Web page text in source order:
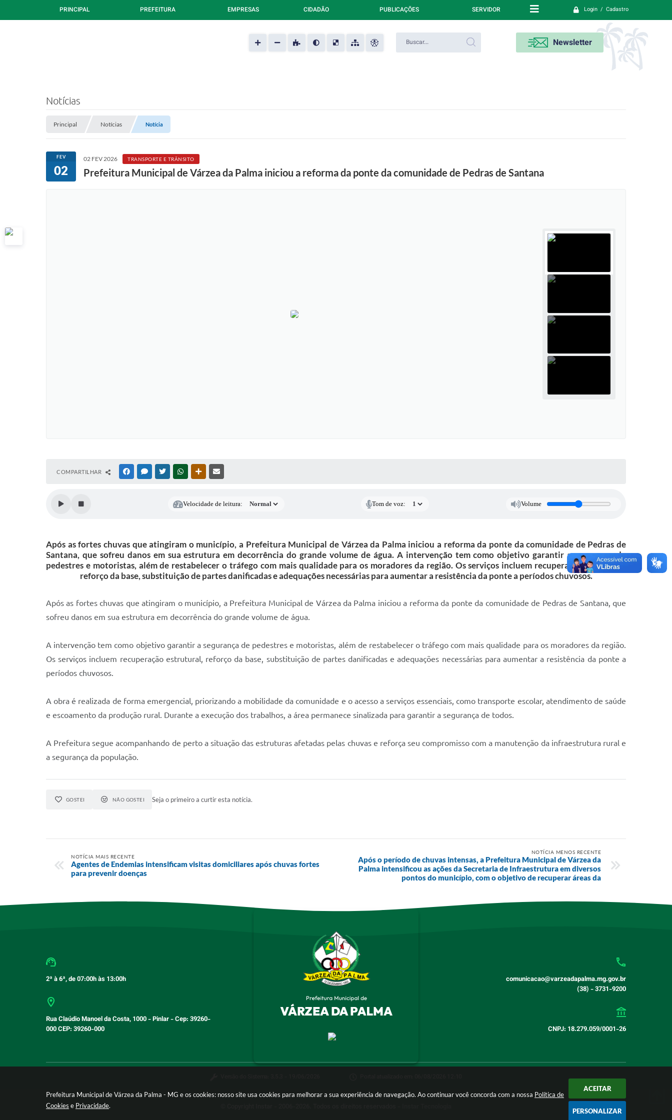
Prefeitura Municipal de Várzea da Palma - MG e os cookies: nosso site usa cookies para melhorar a sua experiência de navegação. Ao continuar você concorda com a nossa Política de
Cookies e Privacidade.
ACEITAR
PERSONALIZAR
Login / Cadastro
PRINCIPAL PREFEITURA EMPRESAS CIDADÃO PUBLICAÇÕES SERVIDOR
Newsletter
Notícias
Principal Notícias Notícia
FEV
02
02 FEV 2026 TRANSPORTE E TRÂNSITO
Prefeitura Municipal de Várzea da Palma iniciou a reforma da ponte da comunidade de Pedras de Santana
COMPARTILHAR FACEBOOKMESSENGER
TWITTERWHATSAPPOUTRAS MÍDIAS
Velocidade de leitura: Tom de voz: Volume
Após as fortes chuvas que atingiram o município, a Prefeitura Municipal de Várzea da Palma iniciou a reforma da ponte da comunidade de Pedras de
Santana, que sofreu danos em sua estrutura em decorrência do grande volume de água. A intervenção tem como objetivo garantir a segurança de
pedestres e motoristas, além de restabelecer o tráfego com mais qualidade para os moradores da região. Os serviços incluem recuperação estrutural,
reforço da base, substituição de partes danificadas e adequações necessárias para aumentar a resistência da ponte a períodos chuvosos.
Após as fortes chuvas que atingiram o município, a Prefeitura Municipal de Várzea da Palma iniciou a reforma da ponte da comunidade de Pedras de Santana, que
sofreu danos em sua estrutura em decorrência do grande volume de água.
A intervenção tem como objetivo garantir a segurança de pedestres e motoristas, além de restabelecer o tráfego com mais qualidade para os moradores da região.
Os serviços incluem recuperação estrutural, reforço da base, substituição de partes danificadas e adequações necessárias para aumentar a resistência da ponte a
períodos chuvosos.
A obra é realizada de forma emergencial, priorizando a mobilidade da comunidade e o acesso a serviços essenciais, como transporte escolar, atendimento de saúde
e escoamento da produção rural. Durante a execução dos trabalhos, a área permanece sinalizada para garantir a segurança de todos.
A Prefeitura segue acompanhando de perto a situação das estruturas afetadas pelas chuvas e reforça seu compromisso com a manutenção da infraestrutura rural e
a segurança da população.
GOSTEI NÃO GOSTEI Seja o primeiro a curtir esta notícia.
NOTÍCIA MAIS RECENTE
Agentes de Endemias intensificam visitas domiciliares após chuvas fortes
para prevenir doenças
NOTÍCIA MENOS RECENTE
Após o período de chuvas intensas, a Prefeitura Municipal de Várzea da
Palma intensificou as ações da Secretaria de Infraestrutura em diversos
pontos do município, com o objetivo de recuperar áreas da
2ª à 6ª, de 07:00h às 13:00h
Rua Claúdio Manoel da Costa, 1000 - Pinlar - Cep: 39260-
000 CEP: 39260-000
comunicacao@varzeadapalma.mg.gov.br
(38) - 3731-9200
CNPJ: 18.279.059/0001-26